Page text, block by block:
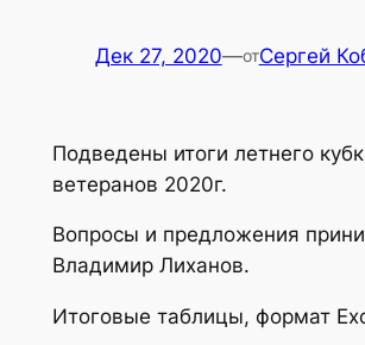
Дек 27, 2020—отСергей
Подведены итоги летнего
ветеранов 2020г.
Вопросы и предложения
Владимир Лиханов.
Итоговые таблицы, формат